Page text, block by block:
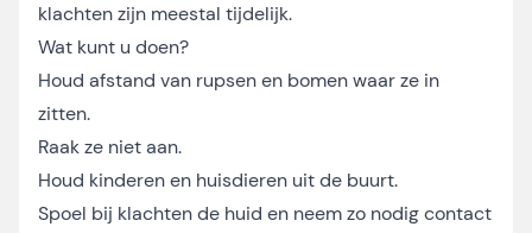
klachten zijn meestal tijdelijk.
Wat kunt u doen?
Houd afstand van rupsen en bomen waar ze in
zitten.
Raak ze niet aan.
Houd kinderen en huisdieren uit de buurt.
Spoel bij klachten de huid en neem zo nodig contact